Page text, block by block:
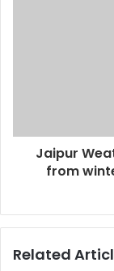
Jaipur
from
Related